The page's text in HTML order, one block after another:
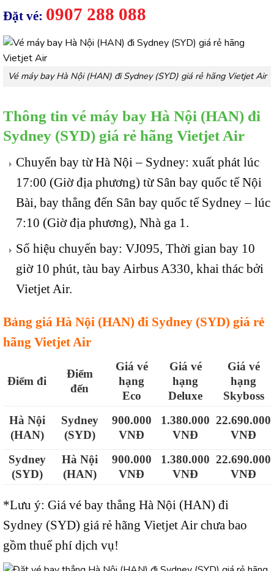
Đặt vé: 0907 288 088
Vé máy bay Hà Nội (HAN) đi Sydney (SYD) giá rẻ hãng Vietjet Air
Thông tin vé máy bay Hà Nội (HAN) đi
Sydney (SYD) giá rẻ hãng Vietjet Air
Chuyến bay từ Hà Nội – Sydney: xuất phát lúc
17:00 (Giờ địa phương) từ Sân bay quốc tế Nội
Bài, bay thẳng đến Sân bay quốc tế Sydney – lúc
7:10 (Giờ địa phương), Nhà ga 1.
Số hiệu chuyến bay: VJ095, Thời gian bay 10
giờ 10 phút, tàu bay Airbus A330, khai thác bởi
Vietjet Air.
Bảng giá Hà Nội (HAN) đi Sydney (SYD) giá rẻ
hãng Vietjet Air
Điểm đi
Điểm
đến
Giá vé
hạng
Eco
Giá vé
hạng
Deluxe
Giá vé
hạng
Skyboss
Hà Nội
(HAN)
Sydney
(SYD)
900.000
VNĐ
1.380.000
VNĐ
22.690.000
VNĐ
Sydney
(SYD)
Hà Nội
(HAN)
900.000
VNĐ
1.380.000
VNĐ
22.690.000
VNĐ
*Lưu ý: Giá vé bay thẳng Hà Nội (HAN) đi
Sydney (SYD) giá rẻ hãng Vietjet Air chưa bao
gồm thuế phí dịch vụ!